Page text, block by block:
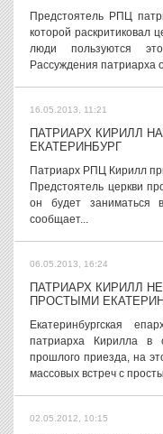
Предстоятель РПЦ
которой раскритиковал
люди пользуются
Рассуждения патриарха
16.05.2013, 11:21
ПАТРИАРХ КИРИЛЛ
ЕКАТЕРИНБУРГ
Патриарх РПЦ Кирилл
Предстоятель церкви
он будет заниматься
сообщает...
06.05.2013, 16:24
ПАТРИАРХ КИРИЛЛ
ПРОСТЫМИ
Екатеринбургская
патриарха Кирилла в
прошлого приезда, на
массовых встреч с
02.05.2012, 10:15